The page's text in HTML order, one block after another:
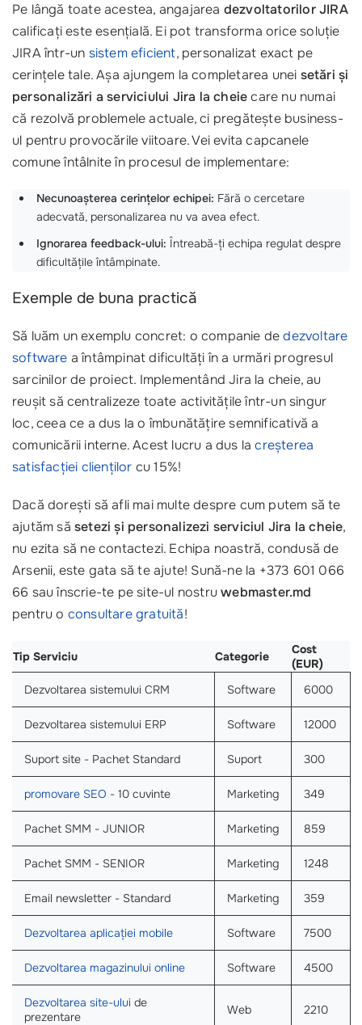
Pe lângă toate acestea, angajarea dezvoltatorilor JIRA
calificați este esențială. Ei pot transforma orice soluție
JIRA într-un sistem eficient, personalizat exact pe
cerințele tale. Așa ajungem la completarea unei setări și
personalizări a serviciului Jira la cheiecare nu numai
că rezolvă problemele actuale, ci pregătește business-
ul pentru provocările viitoare. Vei evita capcanele
comune întâlnite în procesul de implementare:
Necunoașterea cerințelor echipei: Fără o cercetare
adecvată, personalizarea nu va avea efect.
Ignorarea feedback-ului: Întreabă-ți echipa regulat despre
dificultățile întâmpinate.
Exemple de buna practică
Să luăm un exemplu concret: o companie dedezvoltare
software a întâmpinat dificultăți în a urmări progresul
sarcinilor de proiect. Implementând Jira la cheie, au
reușit să centralizeze toate activitățile într-un singur
loc, ceea ce a dus la o îmbunătățire semnificativă a
comunicării interne. Acest lucru a dus lacreșterea
satisfacției clienților cu 15%!
Dacă dorești să afli mai multe despre cum putem să te
ajutăm să setezi și personalizezi serviciul Jira la cheie,
nu ezita să ne contactezi. Echipa noastră, condusă de
Arsenii, este gata să te ajute! Sună-ne la +373 601 066
66 sau înscrie-te pe site-ul nostruwebmaster.md
pentru o consultare gratuită!
Tip Serviciu Categorie
Cost
(EUR)
Dezvoltarea sistemului CRM
Software 6000
Dezvoltarea sistemului ERP Software 12000
Suport site - Pachet Standard Suport 300
promovare SEO - 10 cuvinte Marketing 349
Pachet SMM - JUNIOR Marketing 859
Pachet SMM - SENIOR Marketing 1248
Email newsletter - Standard Marketing 359
Dezvoltarea aplicației mobile Software 7500
Dezvoltarea magazinului online Software 4500
Dezvoltarea site-ului de
prezentare
Web 2210